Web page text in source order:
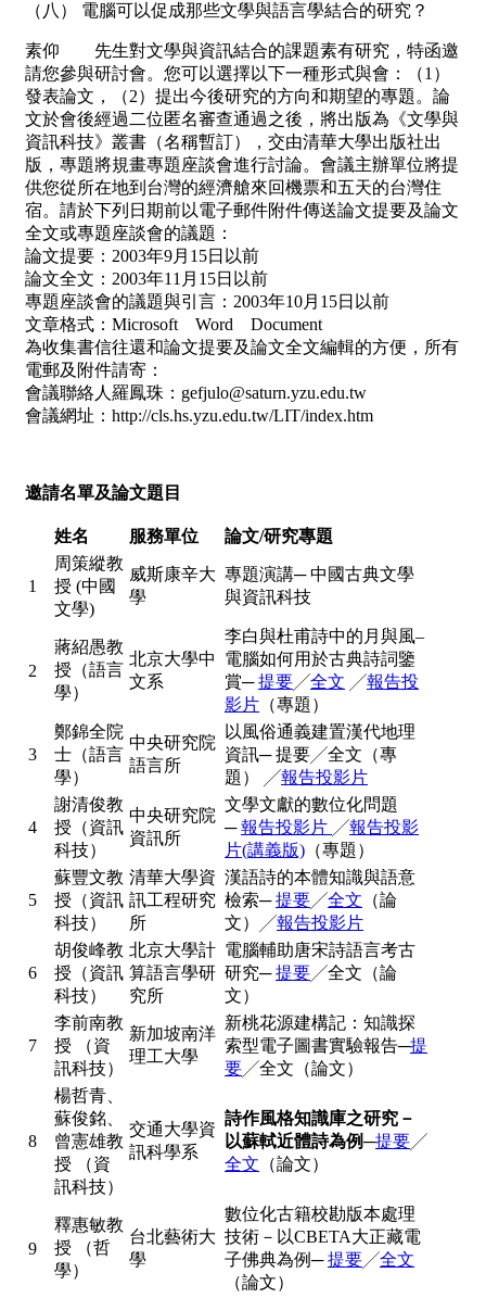
（八） 電腦可以促成那些文學與語言學結合的研究？
素仰 先生對文學與資訊結合的課題素有研究，特函邀
請您參與研討會。您可以選擇以下一種形式與會：（1）
發表論文，（2）提出今後研究的方向和期望的專題。論
文於會後經過二位匿名審查通過之後，將出版為《文學與
資訊科技》叢書（名稱暫訂），交由清華大學出版社出
版，專題將規畫專題座談會進行討論。會議主辦單位將提
供您從所在地到台灣的經濟艙來回機票和五天的台灣住
宿。請於下列日期前以電子郵件附件傳送論文提要及論文
全文或專題座談會的議題：
論文提要：2003年9月15日以前
論文全文：2003年11月15日以前
專題座談會的議題與引言：2003年10月15日以前
文章格式：Microsoft Word Document
為收集書信往還和論文提要及論文全文編輯的方便，所有
電郵及附件請寄：
會議聯絡人羅鳳珠：gefjulo@saturn.yzu.edu.tw
會議網址：http://cls.hs.yzu.edu.tw/LIT/index.htm
邀請名單及論文題目
姓名 服務單位 論文/研究專題
1
周策縱教
授 (中國
文學)
威斯康辛大
學
專題演講─ 中國古典文學
與資訊科技
2
蔣紹愚教
授（語言
學）
北京大學中
文系
李白與杜甫詩中的月與風–
電腦如何用於古典詩詞鑒
賞─提要 ╱全文 ╱報告投
影片 （專題）
3
鄭錦全院
士（語言
學）
中央研究院
語言所
以風俗通義建置漢代地理
資訊─ 提要╱全文（專
題） ╱報告投影片
4
謝清俊教
授（資訊
科技）
中央研究院
資訊所
文學文獻的數位化問題
─報告投影片 ╱報告投影
片(講義版) （專題）
5
蘇豐文教
授（資訊
科技）
清華大學資
訊工程研究
所
漢語詩的本體知識與語意
檢索─提要 ╱全文 （論
文）╱報告投影片
6
胡俊峰教
授（資訊
科技）
北京大學計
算語言學研
究所
電腦輔助唐宋詩語言考古
研究─提要 ╱全文（論
文）
7
李前南教
授 （資
訊科技）
新加坡南洋
理工大學
新桃花源建構記：知識探
索型電子圖書實驗報告─提
要 ╱全文（論文）
8
楊哲青、
蘇俊銘、
曾憲雄教
授 （資
訊科技）
交通大學資
訊科學系
詩作風格知識庫之研究－
以蘇軾近體詩為例─提要 ╱
全文 （論文）
9
釋惠敏教
授 （哲
學）
台北藝術大
學
數位化古籍校勘版本處理
技術－以CBETA大正藏電
子佛典為例─提要 ╱全文
（論文）